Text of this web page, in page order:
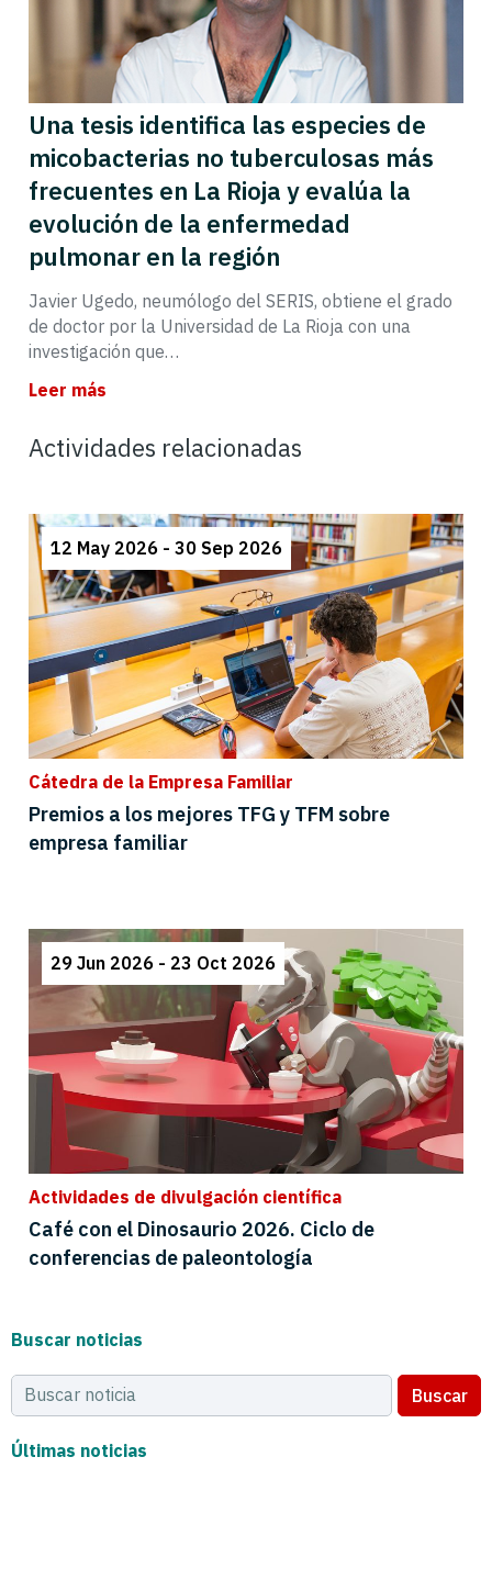
Una tesis identifica las especies de
micobacterias no tuberculosas más
frecuentes en La Rioja y evalúa la
evolución de la enfermedad
pulmonar en la región
Javier Ugedo, neumólogo del SERIS, obtiene el grado
de doctor por la Universidad de La Rioja con una
investigación que…
Leer más
Actividades relacionadas
12 May 2026 - 30 Sep 2026
Cátedra de la Empresa Familiar
Premios a los mejores TFG y TFM sobre
empresa familiar
29 Jun 2026 - 23 Oct 2026
Actividades de divulgación científica
Café con el Dinosaurio 2026. Ciclo de
conferencias de paleontología
Buscar noticias
Buscar
Últimas noticias